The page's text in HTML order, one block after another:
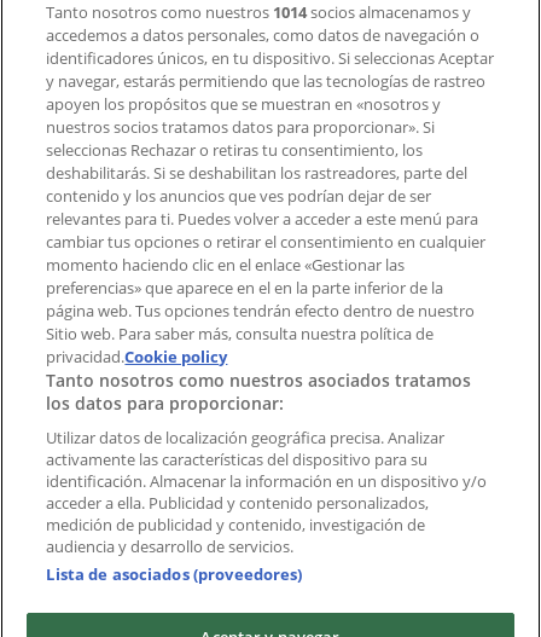
Contacto comercial y de marketing
Tienda mal colocada en el mapa
Notificar un folleto
¿Encontraste un problema en la web o en la
aplicación?
Índices
Marcas
Marcas locales
Negocios
Negocios cercanos
Productos
Productos locales
Ciudades
Descargar la APP Tiendeo
Tanto nosotros como nuestros 1014socios almacenamos y
accedemos a datos personales, como datos de navegación o
identificadores únicos, en tu dispositivo. Si seleccionas Aceptar
y navegar, estarás permitiendo que las tecnologías de rastreo
apoyen los propósitos que se muestran en «nosotros y
nuestros socios tratamos datos para proporcionar». Si
seleccionas Rechazar o retiras tu consentimiento, los
deshabilitarás. Si se deshabilitan los rastreadores, parte del
contenido y los anuncios que ves podrían dejar de ser
relevantes para ti. Puedes volver a acceder a este menú para
cambiar tus opciones o retirar el consentimiento en cualquier
momento haciendo clic en el enlace «Gestionar las
preferencias» que aparece en el en la parte inferior de la
página web. Tus opciones tendrán efecto dentro de nuestro
Sitio web. Para saber más, consulta nuestra política de
privacidad.Cookie policy
Tanto nosotros como nuestros asociados tratamos
los datos para proporcionar:
Utilizar datos de localización geográfica precisa. Analizar
activamente las características del dispositivo para su
identificación. Almacenar la información en un dispositivo y/o
acceder a ella. Publicidad y contenido personalizados,
medición de publicidad y contenido, investigación de
audiencia y desarrollo de servicios.
Lista de asociados (proveedores)